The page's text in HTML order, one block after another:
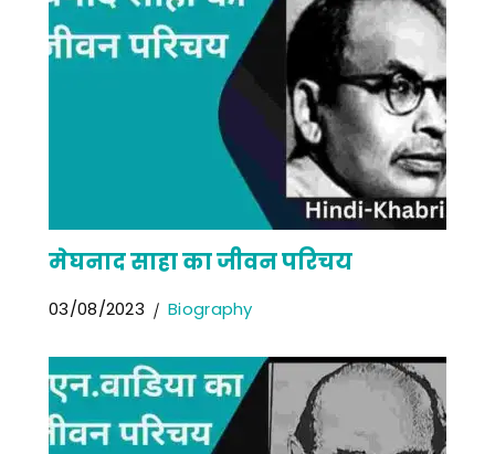
मेघनाद साहा का जीवन परिचय
03/08/2023 Biography